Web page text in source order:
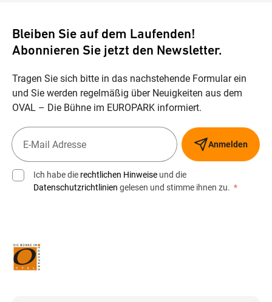
Bleiben Sie auf dem Laufenden!
Abonnieren Sie jetzt den Newsletter.
Tragen Sie sich bitte in das nachstehende Formular ein
und Sie werden regelmäßig über Neuigkeiten aus dem
OVAL – Die Bühne im EUROPARK informiert.
Anmelden
Ich habe die rechtlichen Hinweise und die
Datenschutzrichtlinien gelesen und stimme ihnen zu. *